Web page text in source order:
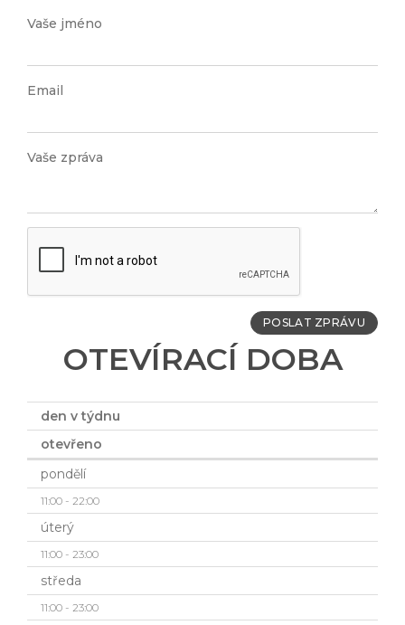
Vaše jméno
Email
Vaše zpráva
POSLAT ZPRÁVU
OTEVÍRACÍ DOBA
den v týdnu
otevřeno
pondělí
11:00 - 22:00
úterý
11:00 - 23:00
středa
11:00 - 23:00